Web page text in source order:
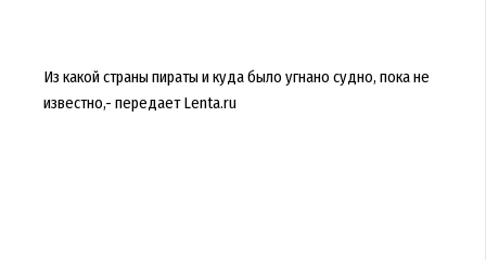
Из какой страны пираты и куда было угнано судно, пока не
известно,- передает Lenta.ru